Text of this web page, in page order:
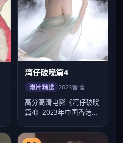
湾仔破晓篇4
港片精选 2023冒险
高分高清电影《湾仔破晓
篇4》2023年中国香港热
领衔，畅看…